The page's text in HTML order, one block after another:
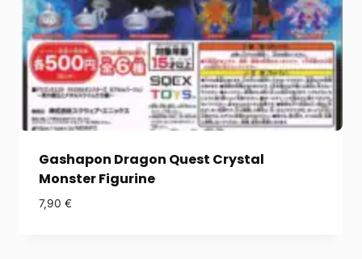
Gashapon Dragon Quest Crystal
Monster Figurine
7,90 €